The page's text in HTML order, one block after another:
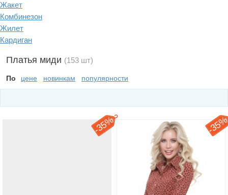
Жакет
Комбинезон
Жилет
Кардиган
Платья миди (153 шт)
По цене новинкам популярности
-
35% -